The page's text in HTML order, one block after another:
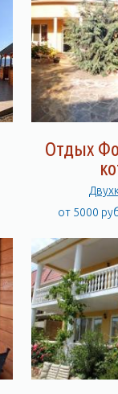
Отдых
от 5000